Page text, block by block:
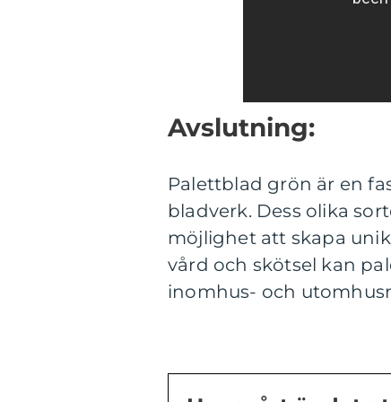
Avslutning:
Palettblad grön är en
bladverk. Dess olika
möjlighet att skapa
vård och skötsel kan
inomhus- och